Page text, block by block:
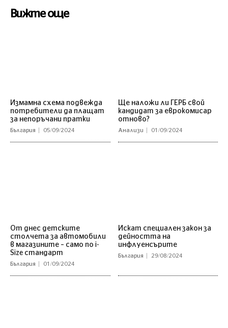
Вижте още
Измамна схема подвежда
потребители да плащат
за непоръчани пратки
България 05/09/2024
Ще наложи ли ГЕРБ свой
кандидат за еврокомисар
отново?
Анализи 01/09/2024
От днес детските
столчета за автомобили
в магазините – само по i-
Size стандарт
България 01/09/2024
Искат специален закон за
дейността на
инфлуенсърите
България 29/08/2024